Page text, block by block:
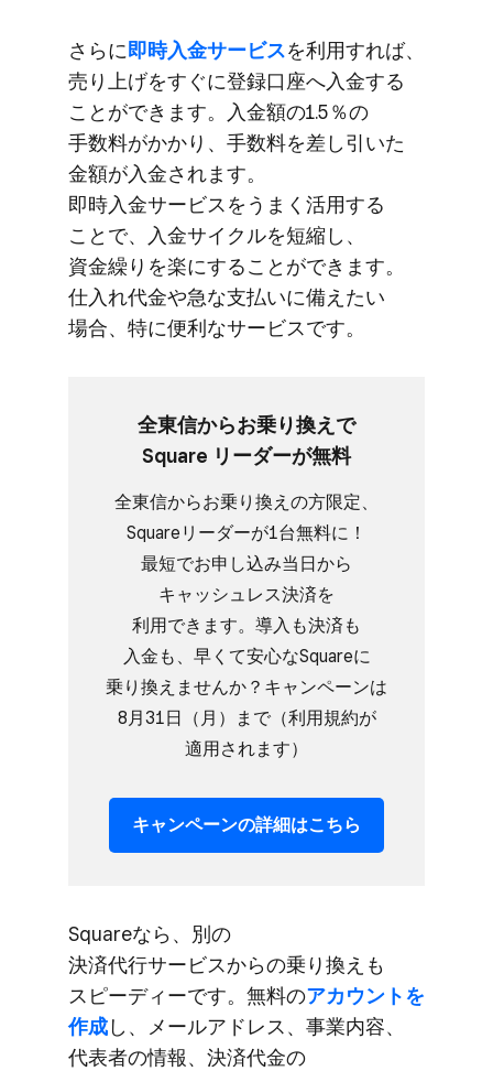
さらに​即時入金サービスを​利用すれば、​
売り上げを​すぐに​登録口座へ​入金する​
ことができます。​入金額の​1.5％の​
手数料が​かかり、​手数料を​差し引いた​
金額が​入金されます。​
即時入金サービスを​うまく​活用する​
ことで、​入金サイクルを​短縮し、​
資金繰りを​楽に​する​ことができます。​
仕入れ代金や​急な​支払いに​備えたい​
場合、​特に​便利な​サービスです。
全東​信から​お乗り​換えで​
Square リーダーが​無料
全東​信から​お乗り​換えの​方​限定、​
Squareリーダーが​1台無料に！​
最短で​お申し込み当日から​
キャッシュレス決済を​
利用できます。​導入も​決済も​
入金も、​早くて​安心な​Squareに​
乗り換えませんか？​キャンペーンは​
8月31日​（月）まで​（利用規約が​
適用されます）
キャンペーンの​詳細は​こちら
Squareなら、​別の​
決済代行サービスからの​乗り換えも​
スピーディーです。​無料の​アカウントを​
作成し、​メールアドレス、​​事業内容、​​
代表者の​​情報、​​決済代金の​​